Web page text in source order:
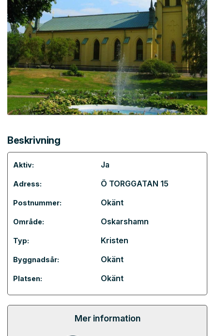
Beskrivning
Aktiv: Ja
Adress: Ö TORGGATAN 15
Postnummer: Okänt
Område: Oskarshamn
Typ: Kristen
Byggnadsår: Okänt
Platsen: Okänt
Mer information